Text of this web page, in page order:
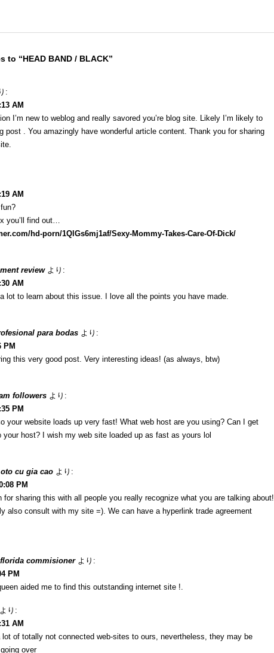
to “HEAD BAND / BLACK”
:
AM
I’m new to weblog and really savored you’re blog site. Likely I’m likely to
post . You amazingly have wonderful article content. Thank you for sharing
AM
you’ll find out…
hd-porn/1QlGs6mj1af/Sexy-Mommy-Takes-Care-Of-Dick/
review より:
AM
lot to learn about this issue. I love all the points you have made.
para bodas より:
PM
this very good post. Very interesting ideas! (as always, btw)
followers より:
PM
your website loads up very fast! What web host are you using? Can I get
host? I wish my web site loaded up as fast as yours lol
cu gia cao より:
PM
for sharing this with all people you really recognize what you are talking about!
also consult with my site =). We can have a hyperlink trade agreement
commisioner より:
PM
aided me to find this outstanding internet site !.
より:
AM
lot of totally not connected web-sites to ours, nevertheless, they may be
over